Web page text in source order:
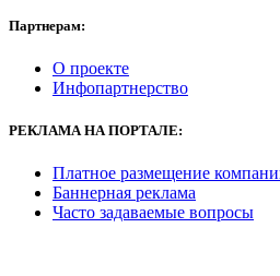
Партнерам:
О проекте
Инфопартнерство
РЕКЛАМАНА ПОРТАЛЕ:
Платное размещение
Баннерная реклама
Часто задаваемые вопросы